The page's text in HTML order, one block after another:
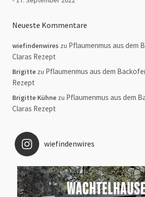
Neueste Kommentare
wiefindenwires zu Pflaumenmus aus dem
Claras Rezept
Brigitte zu Pflaumenmus aus dem
Rezept
Brigitte Kühne zu Pflaumenmus aus dem
Claras Rezept
wiefindenwires